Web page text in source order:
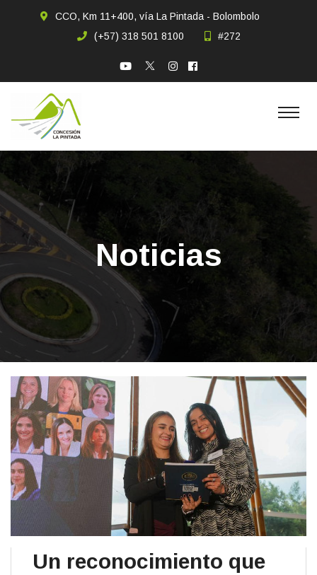
CCO, Km 11+400, vía La Pintada - Bolombolo
(+57) 318 501 8100
#272
Noticias
Un reconocimiento que